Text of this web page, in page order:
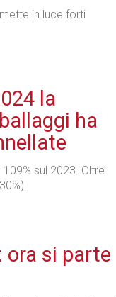
in luce forti
la
ha
sul 2023. Oltre
ora si parte